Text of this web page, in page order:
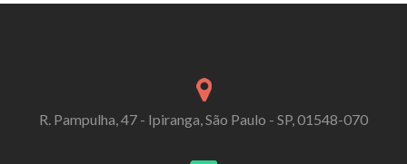
R. Pampulha, 47 - Ipiranga, São Paulo - SP, 01548-070